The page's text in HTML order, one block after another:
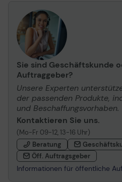
Sie sind Geschäftskunde
Auftraggeber?
Unsere Experten
der passenden Produkte,
und Beschaffungsvorhaben.
Kontaktieren Sie uns.
(Mo-Fr 09-12, 13-16 Uhr)
Beratung
Öff. Auftragsgeber
Informationen für öffentliche